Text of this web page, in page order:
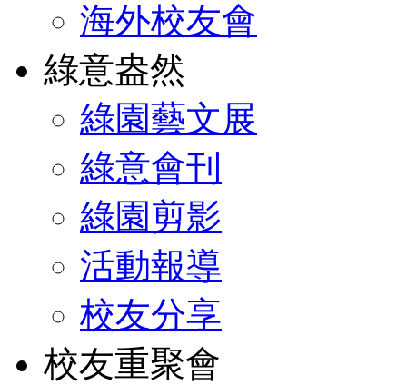
海外校友會
綠意盎然
綠園藝文展
綠意會刊
綠園剪影
活動報導
校友分享
校友重聚會